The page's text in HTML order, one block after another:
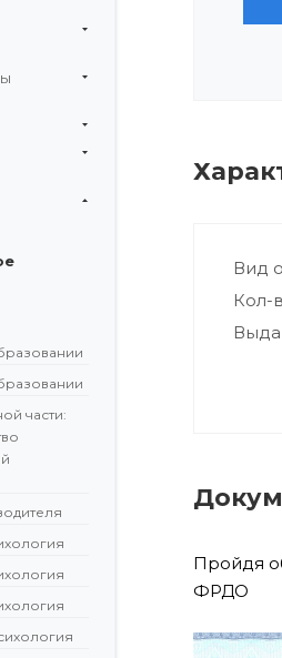
части:
Вид
Кол-
Пройдя
ФРДО